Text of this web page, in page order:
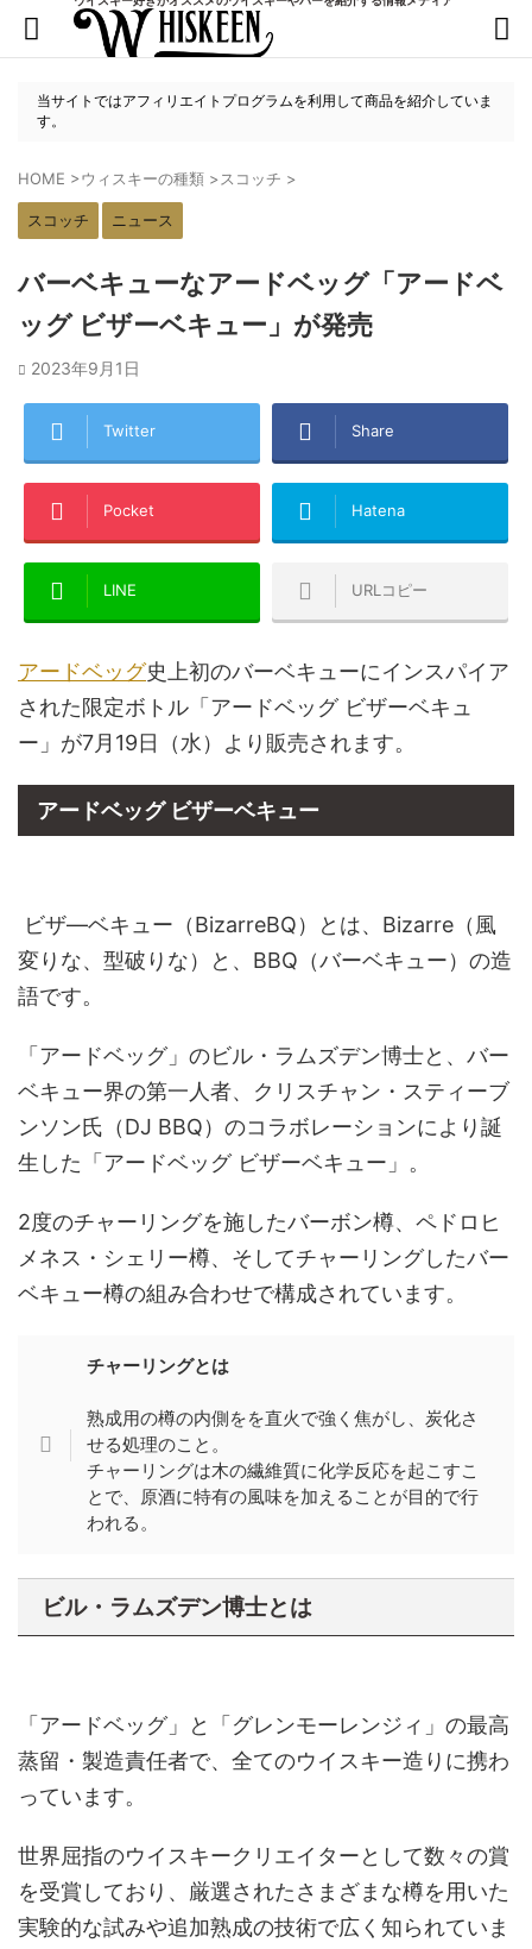
当サイトではアフィリエイトプログラムを利用して商品を紹介していま
す。
HOME >ウィスキーの種類 >スコッチ >
スコッチ ニュース
バーベキューなアードベッグ「アードベ
ッグ ビザーベキュー」が発売
2023年9月1日
Twitter Share
Pocket Hatena
LINE URLコピー
アードベッグ史上初のバーベキューにインスパイア
された限定ボトル「アードベッグ ビザーベキュ
ー」が7月19日（水）より販売されます。
アードベッグ ビザーベキュー
ビザ―ベキュー（BizarreBQ）とは、Bizarre（風
変りな、型破りな）と、BBQ（バーベキュー）の造
語です。
「アードベッグ」のビル・ラムズデン博士と、バー
ベキュー界の第一人者、クリスチャン・スティーブ
ンソン氏（DJ BBQ）のコラボレーションにより誕
生した「アードベッグ ビザーベキュー」。
2度のチャーリングを施したバーボン樽、ペドロヒ
メネス・シェリー樽、そしてチャーリングしたバー
ベキュー樽の組み合わせで構成されています。
チャーリングとは
熟成用の樽の内側をを直火で強く焦がし、炭化さ
せる処理のこと。
チャーリングは木の繊維質に化学反応を起こすこ
とで、原酒に特有の風味を加えることが目的で行
われる。
ビル・ラムズデン博士とは
「アードベッグ」と「グレンモーレンジィ」の最高
蒸留・製造責任者で、全てのウイスキー造りに携わ
っています。
世界屈指のウイスキークリエイターとして数々の賞
を受賞しており、厳選されたさまざまな樽を用いた
実験的な試みや追加熟成の技術で広く知られていま